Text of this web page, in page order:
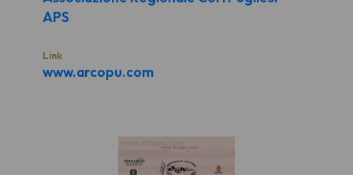
APS
Link
www.arcopu.com